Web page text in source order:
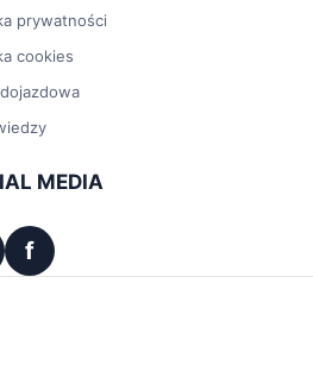
prywatności
cookies
MEDIA
f